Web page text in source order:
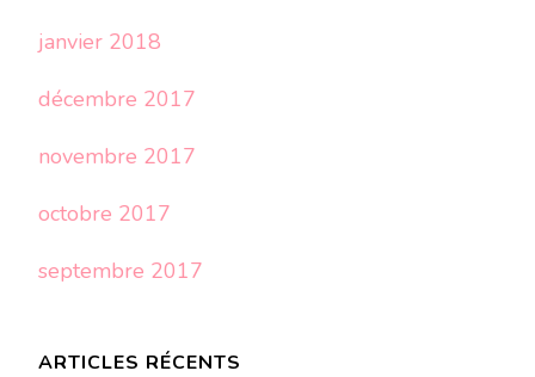
janvier 2018
décembre 2017
novembre 2017
octobre 2017
septembre 2017
ARTICLES RÉCENTS